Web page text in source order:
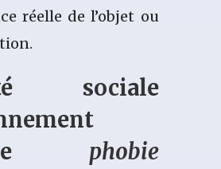
réelle de l’objet ou
sociale
phobie